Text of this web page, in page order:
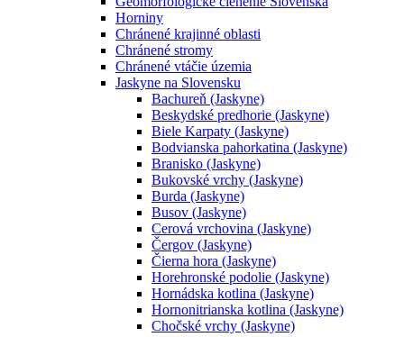
Horniny
Chránené krajinné oblasti
Chránené stromy
Chránené vtáčie územia
Jaskyne na Slovensku
Bachureň (Jaskyne)
Beskydské predhorie (Jaskyne)
Biele Karpaty (Jaskyne)
Bodvianska pahorkatina (Jaskyne)
Branisko (Jaskyne)
Bukovské vrchy (Jaskyne)
Burda (Jaskyne)
Busov (Jaskyne)
Cerová vrchovina (Jaskyne)
Čergov (Jaskyne)
Čierna hora (Jaskyne)
Horehronské podolie (Jaskyne)
Hornádska kotlina (Jaskyne)
Hornonitrianska kotlina (Jaskyne)
Chočské vrchy (Jaskyne)